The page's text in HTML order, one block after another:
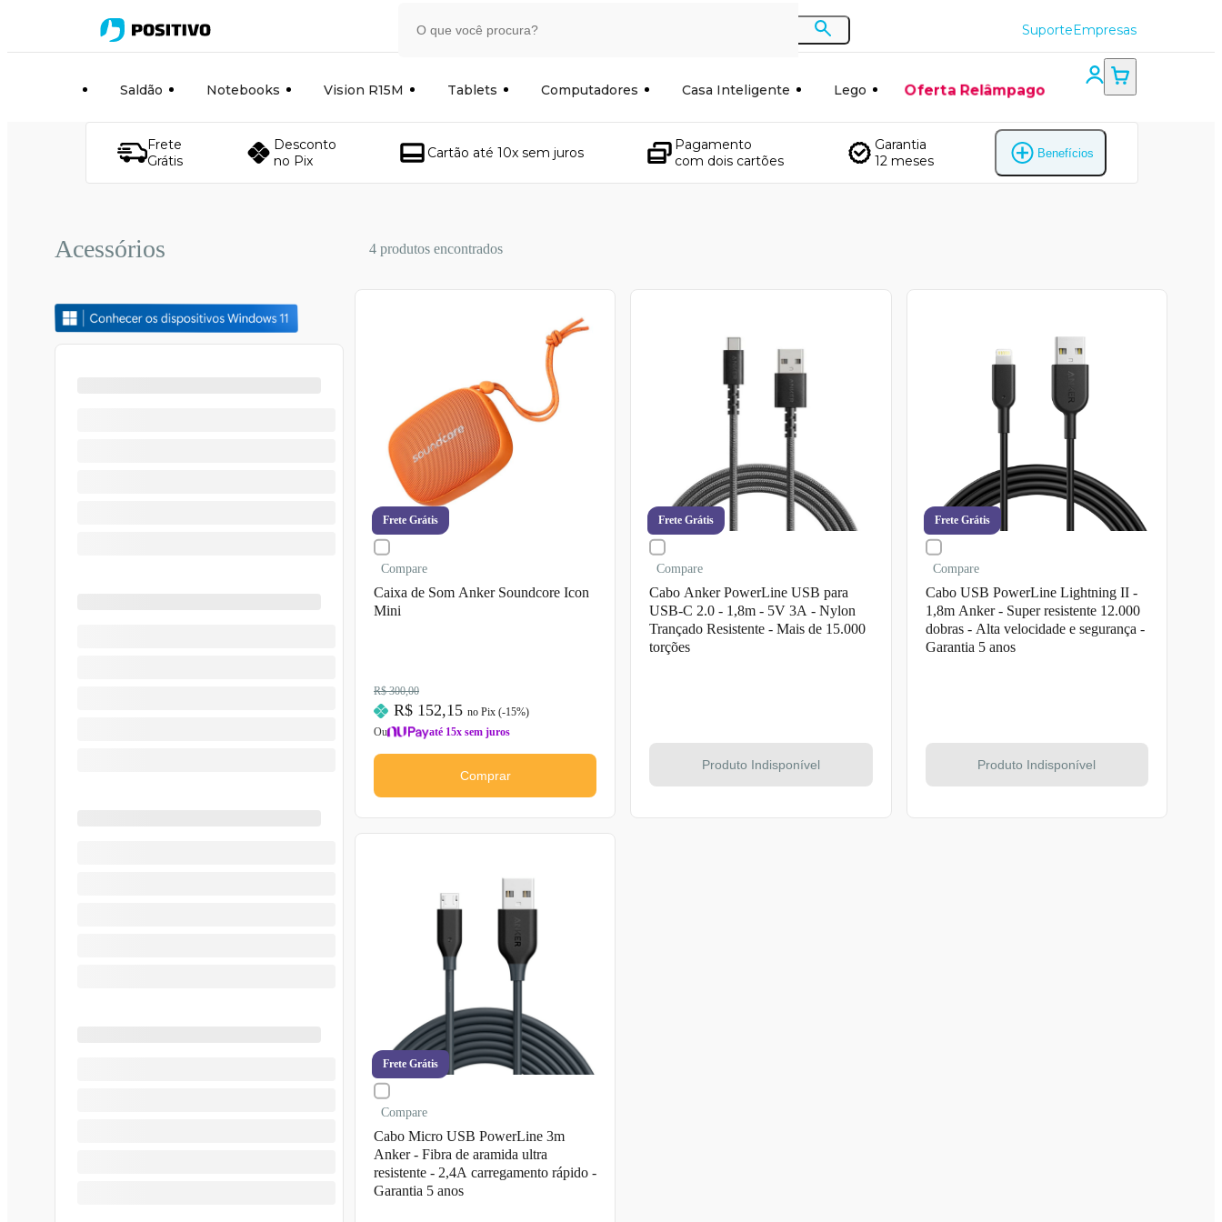
SuporteEmpresas
Saldão Notebooks Vision R15M Tablets Computadores Casa Inteligente Lego Oferta Relâmpago
Frete
Grátis
Desconto
no Pix
Cartão até 10x sem juros
Pagamento
com dois cartões
Garantia
12 meses
Benefícios
Acessórios 4 produtos encontrados
Frete Grátis
Compare
Caixa de Som Anker Soundcore Icon
Mini
R$ 300,00
R$ 152,15 no Pix (-15%)
Ou
até 15x sem juros
Comprar
Frete Grátis
Compare
Cabo Anker PowerLine USB para
USB-C 2.0 - 1,8m - 5V 3A - Nylon
Trançado Resistente - Mais de 15.000
torções
Produto Indisponível
Frete Grátis
Compare
Cabo USB PowerLine Lightning II -
1,8m Anker - Super resistente 12.000
dobras - Alta velocidade e segurança -
Garantia 5 anos
Produto Indisponível
Frete Grátis
Compare
Cabo Micro USB PowerLine 3m
Anker - Fibra de aramida ultra
resistente - 2,4A carregamento rápido -
Garantia 5 anos